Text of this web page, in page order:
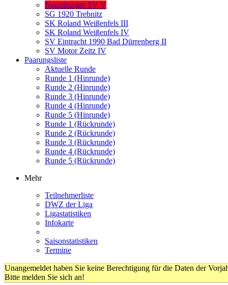
Naumburger SV V
SG 1920 Trebnitz
SK Roland Weißenfels III
SK Roland Weißenfels IV
SV Eintracht 1990 Bad Dürrenberg II
SV Motor Zeitz IV
Paarungsliste
Aktuelle Runde
Runde 1 (Hinrunde)
Runde 2 (Hinrunde)
Runde 3 (Hinrunde)
Runde 4 (Hinrunde)
Runde 5 (Hinrunde)
Runde 1 (Rückrunde)
Runde 2 (Rückrunde)
Runde 3 (Rückrunde)
Runde 4 (Rückrunde)
Runde 5 (Rückrunde)
Mehr
Teilnehmerliste
DWZ der Liga
Ligastatistiken
Infokarte
Saisonstatistiken
Termine
Unangemeldet haben Sie keine Berechtigung für die Daten der
Bitte melden Sie sich an!